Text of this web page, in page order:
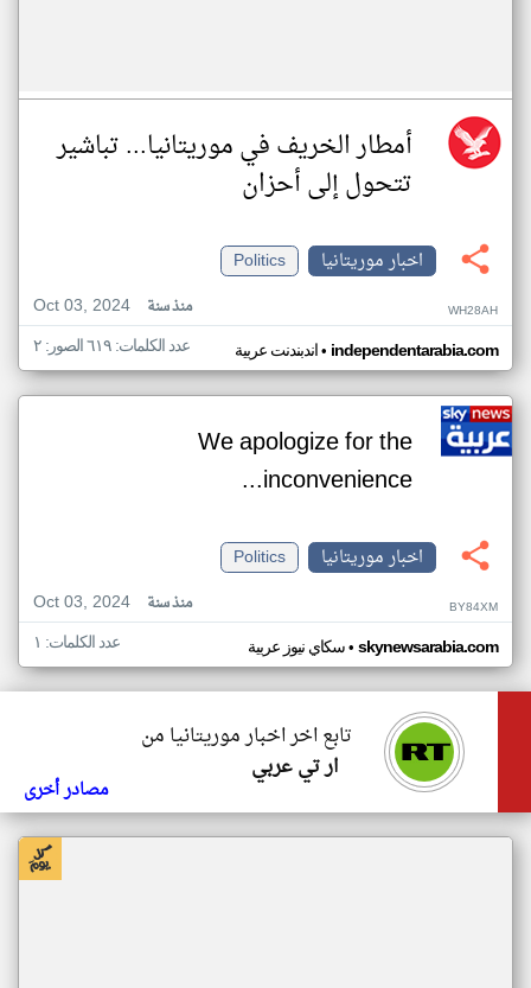
أمطار الخريف في موريتانيا... تباشير
تتحول إلى أحزان
اخبار موريتانيا
Politics
Oct 03, 2024
منذ سنة WH28AH
اندبندنت عربية• independentarabia.com عدد الكلمات: ٦١٩ الصور: ٢
We apologize for the
inconvenience...
اخبار موريتانيا
Politics
Oct 03, 2024
منذ سنة BY84XM
سكاي نيوز عربية• skynewsarabia.com عدد الكلمات: ١
تابع اخر اخبار موريتانيا من
ار تي عربي
مصادر أخرى